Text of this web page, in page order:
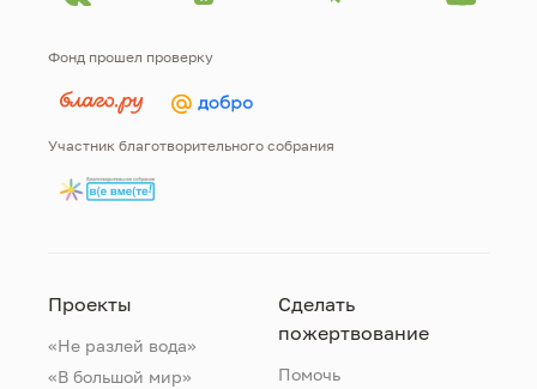
Фонд прошел проверку
Участник благотворительного собрания
Проекты
«Не разлей вода»
«В большой мир»
Сделать
пожертвование
Помочь